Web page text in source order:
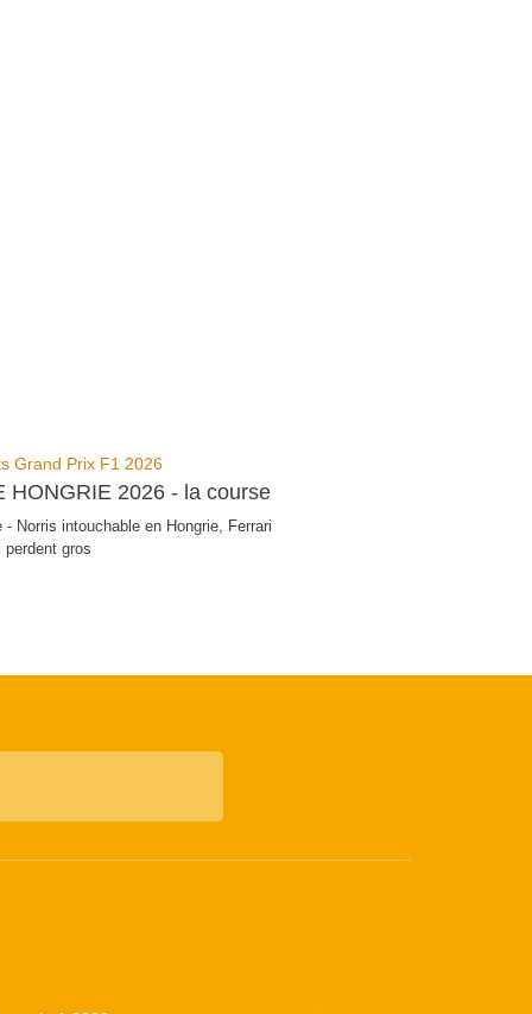
Grand Prix F1 2026
HONGRIE 2026 - la course
- Norris intouchable en Hongrie, Ferrari
gros